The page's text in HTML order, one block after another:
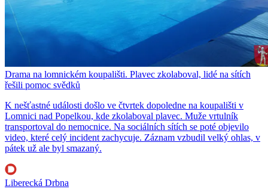
Drama na lomnickém koupališti. Plavec zkolaboval, lidé na sítích
řešili pomoc svědků
K nešťastné události došlo ve čtvrtek dopoledne na koupališti v
Lomnici nad Popelkou, kde zkolaboval plavec. Muže vrtulník
transportoval do nemocnice. Na sociálních sítích se poté objevilo
video, které celý incident zachycuje. Záznam vzbudil velký ohlas, v
pátek už ale byl smazaný.
Liberecká Drbna